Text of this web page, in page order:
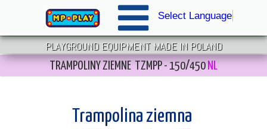
Select Language
PLAYGROUND EQUIPMENT MADE IN POLAND
TRAMPOLINY ZIEMNE TZMPP - 150/450 NL
Trampolina ziemna